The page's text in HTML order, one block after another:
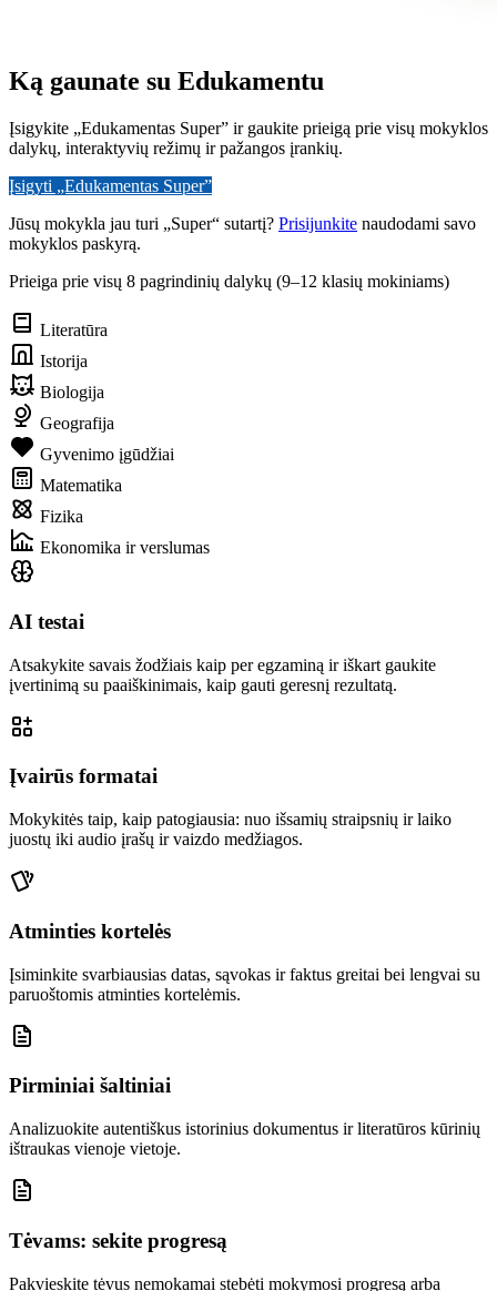
Ką gaunate su Edukamentu
Įsigykite „Edukamentas Super” ir gaukite prieigą prie visų mokyklos
dalykų, interaktyvių režimų ir pažangos įrankių.
Įsigyti „Edukamentas Super”
Jūsų mokykla jau turi „Super“ sutartį? Prisijunkite naudodami savo
mokyklos paskyrą.
Prieiga prie visų 8 pagrindinių dalykų (9–12 klasių mokiniams)
Literatūra
Istorija
Biologija
Geografija
Gyvenimo įgūdžiai
Matematika
Fizika
Ekonomika ir verslumas
AI testai
Atsakykite savais žodžiais kaip per egzaminą ir iškart gaukite
įvertinimą su paaiškinimais, kaip gauti geresnį rezultatą.
Įvairūs formatai
Mokykitės taip, kaip patogiausia: nuo išsamių straipsnių ir laiko
juostų iki audio įrašų ir vaizdo medžiagos.
Atminties kortelės
Įsiminkite svarbiausias datas, sąvokas ir faktus greitai bei lengvai su
paruoštomis atminties kortelėmis.
Pirminiai šaltiniai
Analizuokite autentiškus istorinius dokumentus ir literatūros kūrinių
ištraukas vienoje vietoje.
Tėvams: sekite progresą
Pakvieskite tėvus nemokamai stebėti mokymosi progresą arba